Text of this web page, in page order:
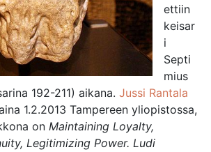
ettiin
keisar
i
Septi
mius
192-211) aikana. Jussi Rantala
1.2.2013 Tampereen yliopistossa,
on Maintaining Loyalty,
Legitimizing Power. Ludi